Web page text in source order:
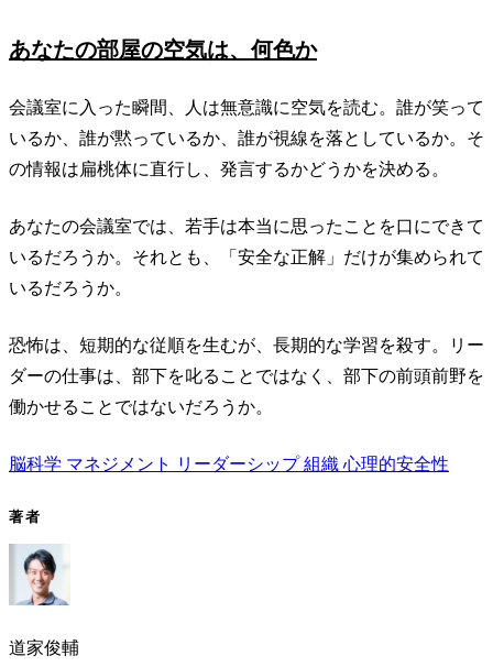
あなたの部屋の空気は、何色か
会議室に入った瞬間、人は無意識に空気を読む。誰が笑って
いるか、誰が黙っているか、誰が視線を落としているか。そ
の情報は扁桃体に直行し、発言するかどうかを決める。
あなたの会議室では、若手は本当に思ったことを口にできて
いるだろうか。それとも、「安全な正解」だけが集められて
いるだろうか。
恐怖は、短期的な従順を生むが、長期的な学習を殺す。リー
ダーの仕事は、部下を叱ることではなく、部下の前頭前野を
働かせることではないだろうか。
脳科学 マネジメント リーダーシップ組織 心理的安全性
著者
道家俊輔